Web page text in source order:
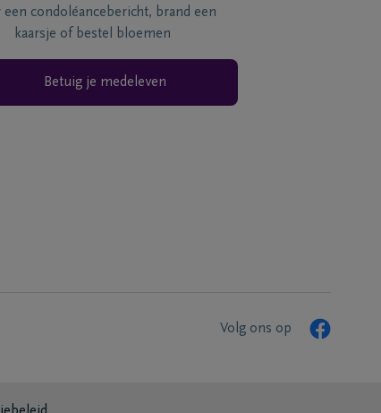
een condoléancebericht, brand een
kaarsje of bestel bloemen
Betuig je medeleven
Volg ons op